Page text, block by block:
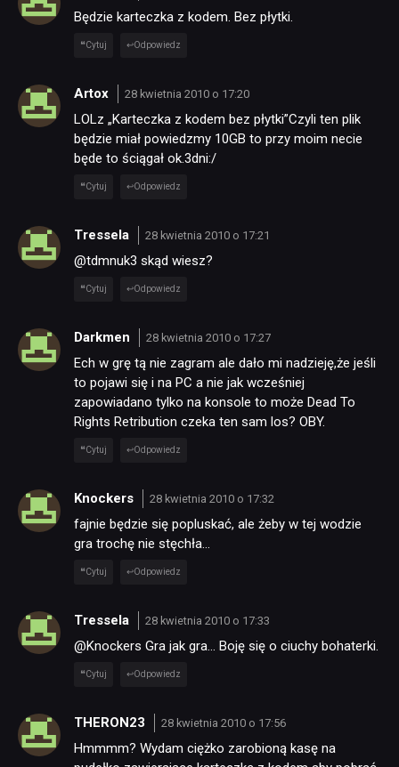
SKLEP
Będzie karteczka z kodem. Bez płytki.
Cytuj Odpowiedz
Artox 28 kwietnia 2010 o 17:20
LOLz „Karteczka z kodem bez płytki”Czyli ten plik
będzie miał powiedzmy 10GB to przy moim necie
będe to ściągał ok.3dni:/
Cytuj Odpowiedz
Tressela 28 kwietnia 2010 o 17:21
@tdmnuk3 skąd wiesz?
Cytuj Odpowiedz
Darkmen 28 kwietnia 2010 o 17:27
Ech w grę tą nie zagram ale dało mi nadzieję,że jeśli
to pojawi się i na PC a nie jak wcześniej
zapowiadano tylko na konsole to może Dead To
Rights Retribution czeka ten sam los? OBY.
Cytuj Odpowiedz
Knockers 28 kwietnia 2010 o 17:32
fajnie będzie się popluskać, ale żeby w tej wodzie
gra trochę nie stęchła…
Cytuj Odpowiedz
Tressela 28 kwietnia 2010 o 17:33
@Knockers Gra jak gra… Boję się o ciuchy bohaterki.
Cytuj Odpowiedz
THERON23 28 kwietnia 2010 o 17:56
Hmmmm? Wydam ciężko zarobioną kasę na